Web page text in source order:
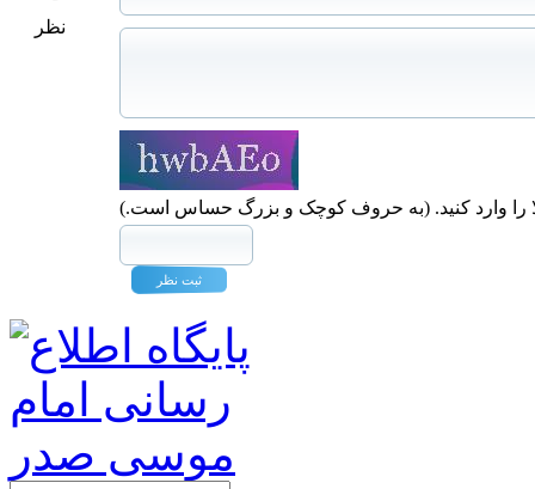
نظر
را وارد کنید. (به حروف کوچک و بزرگ حساس است.)